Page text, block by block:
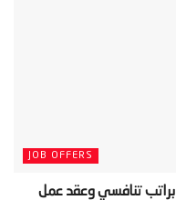
JOB OFFERS
‫فرصة عمل سائق شاحنة في كندا 2026 براتب تنافسي وعقد عمل